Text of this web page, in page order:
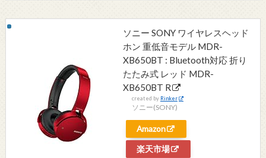
ソニー SONY ワイヤレスヘッド
ホン 重低音モデル MDR-
XB650BT : Bluetooth対応 折り
たたみ式 レッド MDR-
XB650BT R
created by Rinker
ソニー(SONY)
Amazon
楽天市場